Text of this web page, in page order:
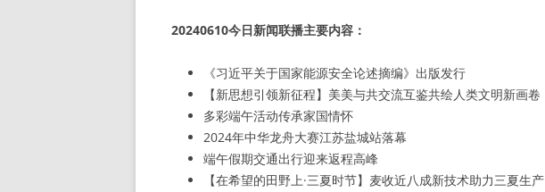
20240610今日新闻联播主要内容：
《习近平关于国家能源安全论述摘编》出版发行
【新思想引领新征程】美美与共交流互鉴共绘人类文明新画卷
多彩端午活动传承家国情怀
2024年中华龙舟大赛江苏盐城站落幕
端午假期交通出行迎来返程高峰
【在希望的田野上·三夏时节】麦收近八成新技术助力三夏生产